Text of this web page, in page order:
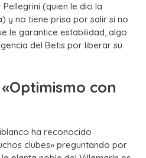
(quien le dio la
y no tiene prisa por salir si no
le garantice estabilidad, algo
del Betis por liberar su
con
ha reconocido
clubes» preguntando por